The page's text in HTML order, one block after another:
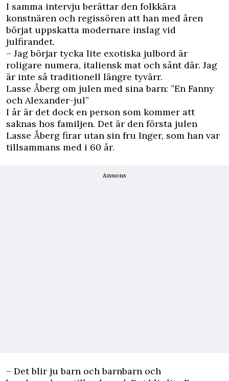
I samma intervju berättar den folkkära
konstnären och regissören att han med åren
börjat uppskatta modernare inslag vid
julfirandet.
– Jag börjar tycka lite exotiska julbord är
roligare numera, italiensk mat och sånt där. Jag
är inte så traditionell längre tyvärr.
Lasse Åberg om julen med sina barn: ”En Fanny
och Alexander-jul”
I år är det dock en person som kommer att
saknas hos familjen. Det är den första julen
Lasse Åberg firar utan sin fru Inger, som han var
tillsammans med i 60 år.
Annons
– Det blir ju barn och barnbarn och